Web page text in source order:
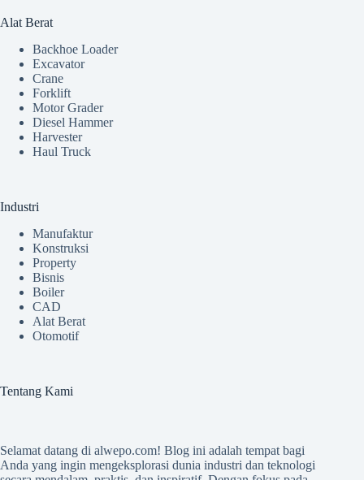
Alat Berat
Backhoe Loader
Excavator
Crane
Forklift
Motor Grader
Diesel Hammer
Harvester
Haul Truck
Industri
Manufaktur
Konstruksi
Property
Bisnis
Boiler
CAD
Alat Berat
Otomotif
Tentang Kami
Selamat datang di alwepo.com! Blog ini adalah tempat bagi
Anda yang ingin mengeksplorasi dunia industri dan teknologi